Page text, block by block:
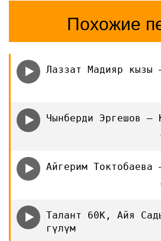
Похожие
Лаззат Мадияр
Чынберди Эргешов —
Айгерим Токтобаева
Талант 60К, Айя
гүлүм